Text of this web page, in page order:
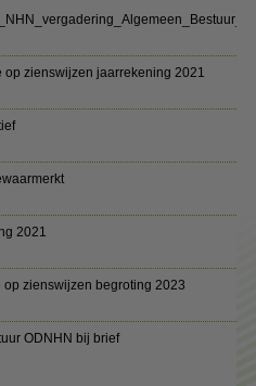
zienswijzen jaarrekening 2021
2021
zienswijzen begroting 2023
ODNHN bij brief